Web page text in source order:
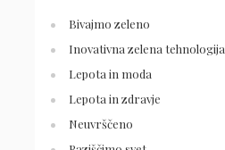
Bivajmo zeleno
Inovativna zelena tehnologija
Lepota in moda
Lepota in zdravje
Neuvrščeno